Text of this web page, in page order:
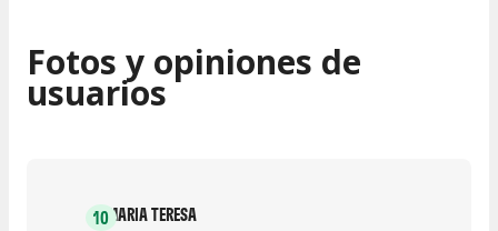
Fotos y opiniones de
usuarios
10MARIA TERESA